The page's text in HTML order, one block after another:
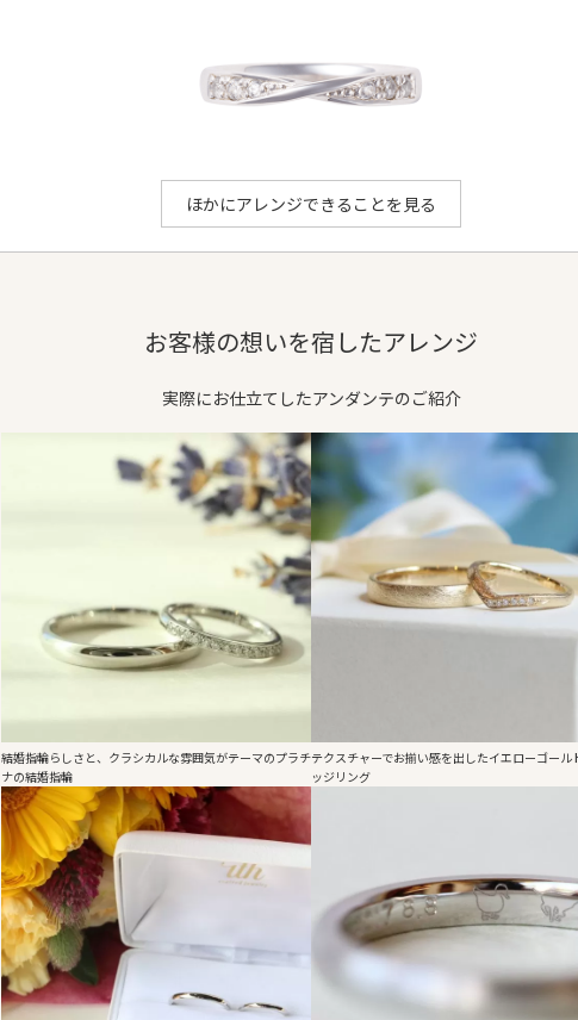
ithのアレンジでできること
ほかにアレンジできることを見る
お客様の想いを宿したアレンジ
実際にお仕立てしたアンダンテのご紹介
結婚指輪らしさと、クラシカルな雰囲気がテーマのプラチ
ナの結婚指輪
テクスチャーでお揃い感を出したイエローゴール
ッジリング